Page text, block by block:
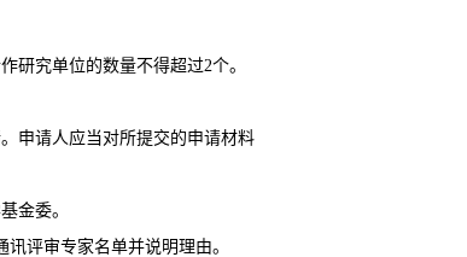
研究单位的数量不得超过2个。
申请人应当对所提交的申请材料
金委。
评审专家名单并说明理由。